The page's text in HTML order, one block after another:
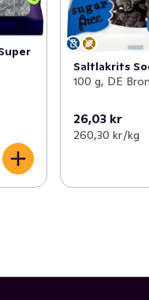
Saltlakrits
100 g, DE Bron
26,03 kr
260,30 kr /kg